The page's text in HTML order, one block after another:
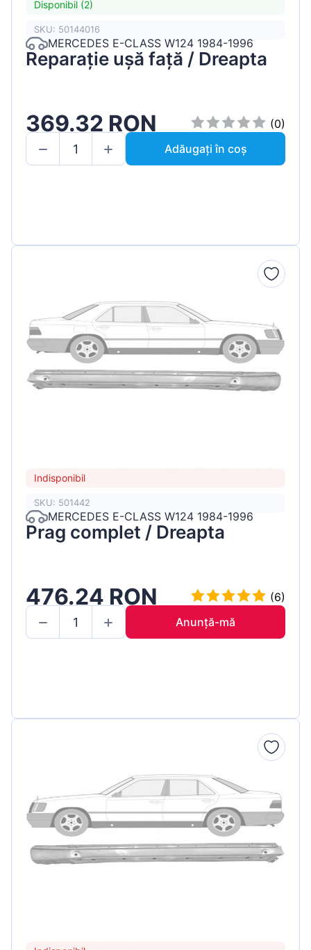
Disponibil (2)
SKU: 50144016
MERCEDES E-CLASS W124 1984-1996
Reparație ușă față / Dreapta
369.32 RON
(0)
Adăugați în coș
Indisponibil
SKU: 501442
MERCEDES E-CLASS W124 1984-1996
Prag complet / Dreapta
476.24 RON
(6)
Anunță-mă